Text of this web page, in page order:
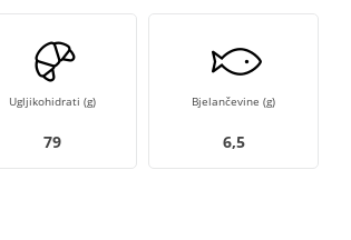
Ugljikohidrati (g)
79
Bjelančevine (g)
6,5